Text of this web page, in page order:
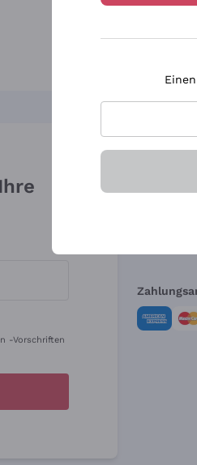
-Vorschriften
Die Firma